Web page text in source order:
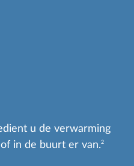
u de verwarming
in de buurt er van.2